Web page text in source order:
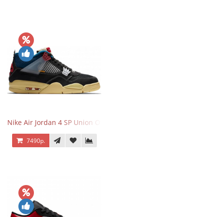
Nike Air Jordan 4 SP Union Off Noir
7490р.